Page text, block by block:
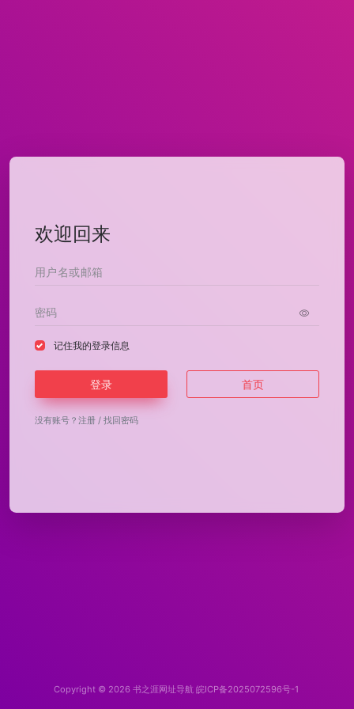
欢迎回来
记住我的登录信息
登录 首页
没有账号？ 注册 / 找回密码
Copyright © 2026 书之涯网址导航 皖ICP备2025072596号-1